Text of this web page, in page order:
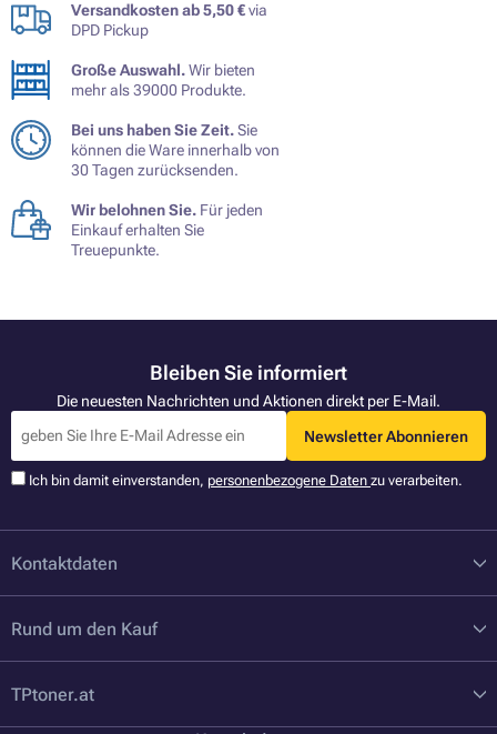
Versandkosten ab 5,50 €via
DPD Pickup
Große Auswahl.Wir bieten
mehr als 39000 Produkte.
Bei uns haben Sie Zeit.Sie
können die Ware innerhalb von
30 Tagen zurücksenden.
Wir belohnen Sie. Für jeden
Einkauf erhalten Sie
Treuepunkte.
Bleiben Sie informiert
Die neuesten Nachrichten und Aktionen direkt per E-Mail.
Newsletter Abonnieren
Ich bin damit einverstanden, personenbezogene Daten zu verarbeiten.
Kontaktdaten
Rund um den Kauf
TPtoner.at